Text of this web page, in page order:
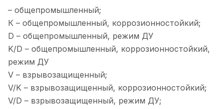
– общепромышленный;
К – общепромышленный, коррозионностойкий;
D – общепромышленный, режим ДУ
K/D – общепромышленный, коррозионностойкий,
режим ДУ
V – взрывозащищенный;
V/K – взрывозащищенный, коррозионностойкий;
V/D – взрывозащищенный, режим ДУ;